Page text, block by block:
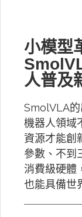
小模型
人普及
SmolVLA
機器人領域
資源才能創
參數、不到
消費級硬體
也能具備世